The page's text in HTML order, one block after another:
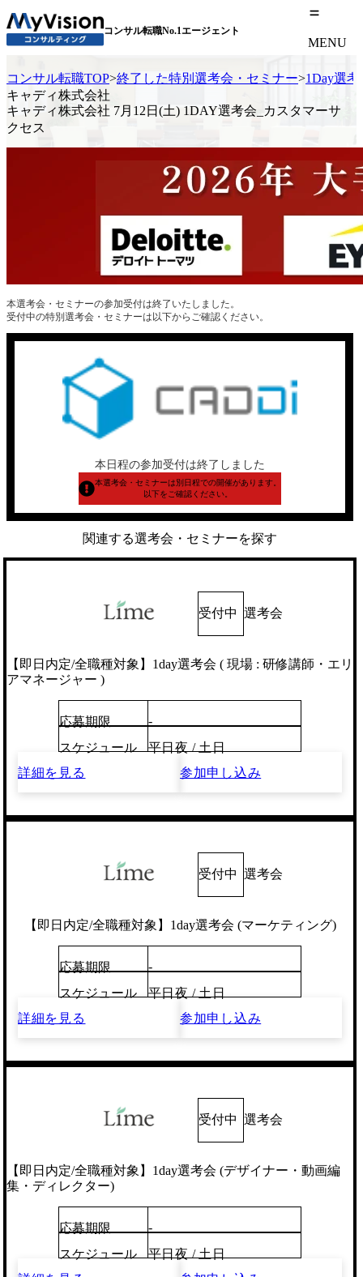
コンサル転職No.1エージェント
MENU
コンサル転職TOP>終了した特別選考会・セミナー>1Day選考
キャディ株式会社
キャディ株式会社 7月12日(土) 1DAY選考会_カスタマーサ
クセス
本選考会・セミナーの参加受付は終了いたしました。
受付中の特別選考会・セミナーは以下からご確認ください。
本日程の参加受付は終了しました
本選考会・セミナーは別日程での開催があります。
以下をご確認ください。
関連する選考会・セミナーを探す
受付中 選考会
【即日内定/全職種対象】1day選考会 ( 現場 : 研修講師・エリ
アマネージャー )
応募期限
-
スケジュール
平日夜 / 土日
詳細を見る
参加申し込み
受付中 選考会
【即日内定/全職種対象】1day選考会 (マーケティング)
応募期限
-
スケジュール
平日夜 / 土日
詳細を見る
参加申し込み
受付中 選考会
【即日内定/全職種対象】1day選考会 (デザイナー・動画編
集・ディレクター)
応募期限
-
スケジュール
平日夜 / 土日